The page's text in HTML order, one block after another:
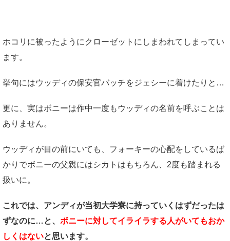
ホコリに被ったようにクローゼットにしまわれてしまってい
ます。
挙句にはウッディの保安官バッチをジェシーに着けたりと…
更に、実はボニーは作中一度もウッディの名前を呼ぶことは
ありません。
ウッディが目の前にいても、フォーキーの心配をしているば
かりでボニーの父親にはシカトはもちろん、2度も踏まれる
扱いに。
これでは、アンディが当初大学寮に持っていくはずだったは
ずなのに…と、 ボニーに対してイライラする人がいてもおか
しくはないと思います。